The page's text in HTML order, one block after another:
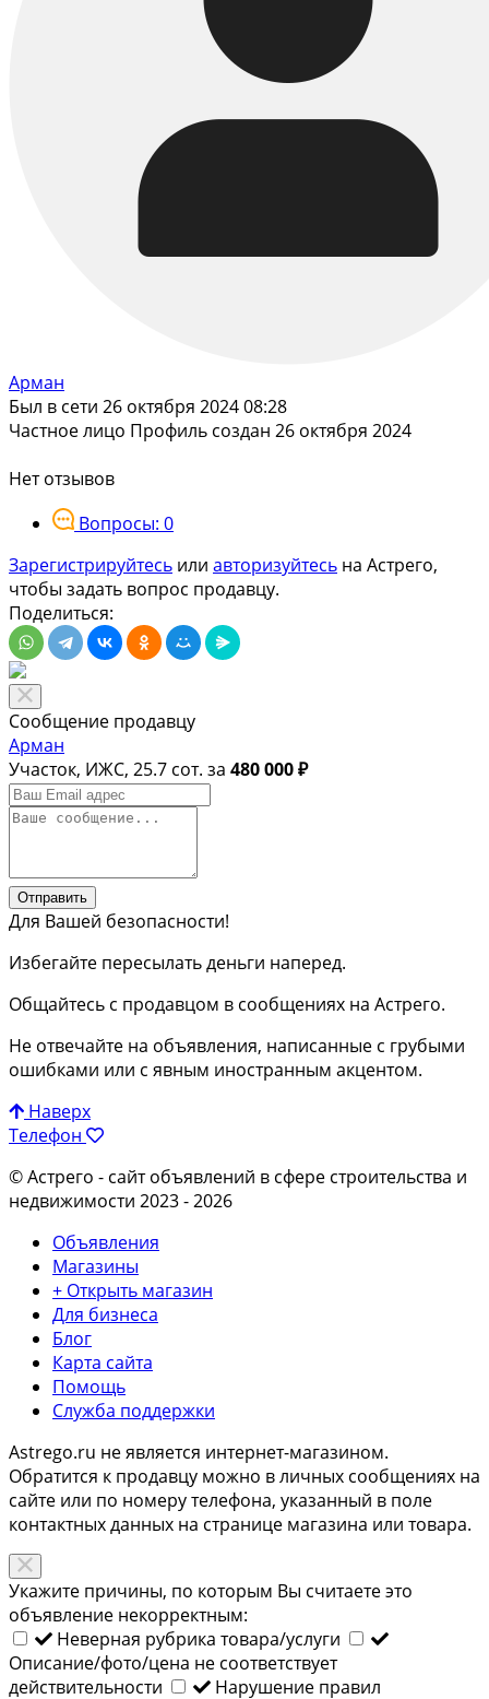
Арман
Был в сети 26 октября 2024 08:28
Частное лицо Профиль создан 26 октября 2024
Нет отзывов
Вопросы: 0
Зарегистрируйтесь или авторизуйтесь на Астрего,
чтобы задать вопрос продавцу.
Поделиться:
Сообщение продавцу
Арман
Участок, ИЖС, 25.7 сот. за 480 000 ₽
Отправить
Для Вашей безопасности!
Избегайте пересылать деньги наперед.
Общайтесь с продавцом в сообщениях на Астрего.
Не отвечайте на объявления, написанные с грубыми
ошибками или с явным иностранным акцентом.
Наверх
Телефон
© Астрего - сайт объявлений в сфере строительства и
недвижимости 2023 - 2026
Объявления
Магазины
+ Открыть магазин
Для бизнеса
Блог
Карта сайта
Помощь
Служба поддержки
Astrego.ru не является интернет-магазином.
Обратится к продавцу можно в личных сообщениях на
сайте или по номеру телефона, указанный в поле
контактных данных на странице магазина или товара.
Укажите причины, по которым Вы считаете это
объявление некорректным:
Неверная рубрика товара/услуги
Описание/фото/цена не соответствует
действительности
Нарушение правил